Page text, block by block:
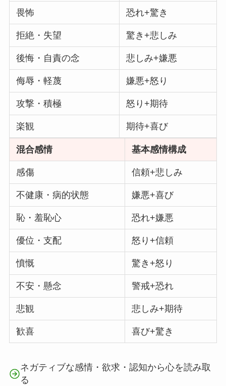
畏怖 恐れ+驚き
拒絶・失望 驚き+悲しみ
後悔・自責の念 悲しみ+嫌悪
侮辱・軽蔑 嫌悪+怒り
攻撃・積極 怒り+期待
楽観 期待+喜び
混合感情 基本感情構成
感傷 信頼+悲しみ
不健康・病的状態 嫌悪+喜び
恥・羞恥心 恐れ+嫌悪
優位・支配 怒り+信頼
憤慨 驚き+怒り
不安・懸念 警戒+恐れ
悲観 悲しみ+期待
歓喜 喜び+驚き
ネガティブな感情・欲求・認知から心を読み取
る